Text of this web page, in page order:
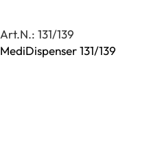
Art.N.: 131/139
MediDispenser 131/139